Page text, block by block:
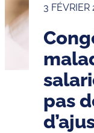
3 FÉVRIER
pas